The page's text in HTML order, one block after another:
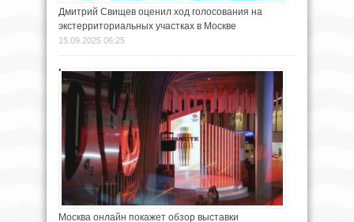
Дмитрий Свищев оценил ход голосования на
экстерриториальных участках в Москве
15.09.2025 06:25
Москва онлайн покажет обзор выставки